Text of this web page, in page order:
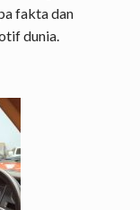
fakta dan
dunia.